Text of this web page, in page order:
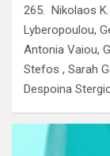
265. Nikolaos
Lyberopoulou,
Antonia Vaiou,
Stefos , Sarah
Despoina